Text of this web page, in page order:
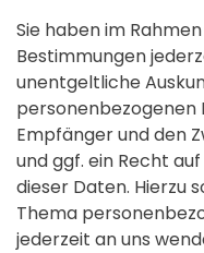
Sie haben im
Bestimmungen
unentgeltliche
personenbezogenen
Empfänger und den
und ggf. ein Recht
dieser Daten. Hierzu
Thema
jederzeit an uns